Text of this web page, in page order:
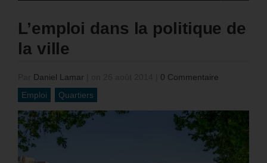
L’emploi dans la politique de
la ville
Daniel Lamar
0 Commentaire
Emploi
Quartiers